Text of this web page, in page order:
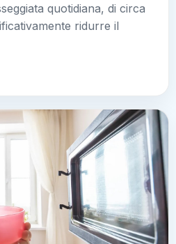
quotidiana, di circa
ridurre il